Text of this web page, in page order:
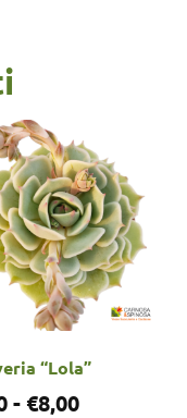
“Lola”
- €8,00